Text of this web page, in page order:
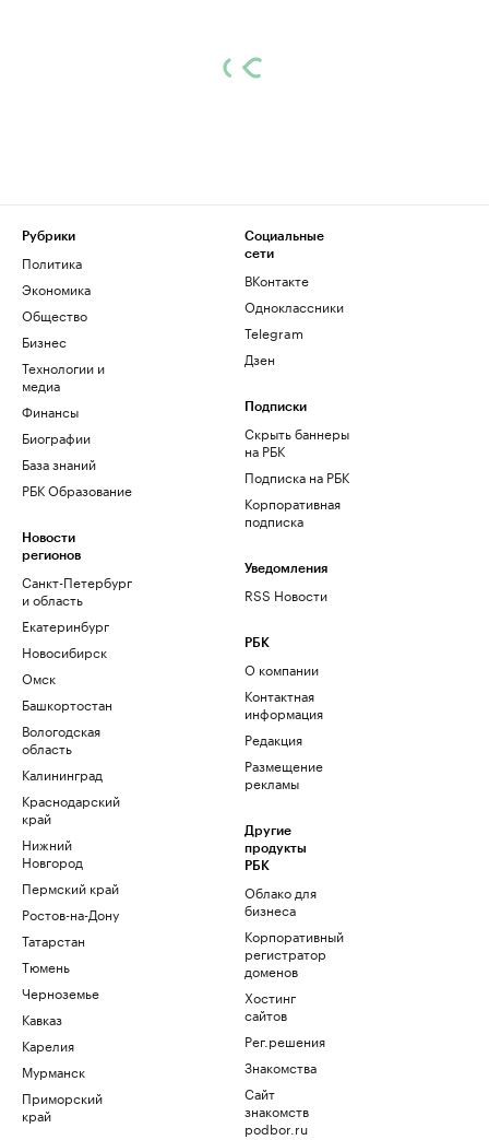
Рубрики
Политика
Экономика
Общество
Бизнес
Технологии и
медиа
Финансы
Биографии
База знаний
РБК Образование
Новости
регионов
Санкт-Петербург
и область
Екатеринбург
Новосибирск
Омск
Башкортостан
Вологодская
область
Калининград
Краснодарский
край
Нижний
Новгород
Пермский край
Ростов-на-Дону
Татарстан
Тюмень
Черноземье
Кавказ
Карелия
Мурманск
Приморский
край
Социальные
сети
ВКонтакте
Одноклассники
Telegram
Дзен
Подписки
Скрыть баннеры
на РБК
Подписка на РБК
Корпоративная
подписка
Уведомления
RSS Новости
РБК
О компании
Контактная
информация
Редакция
Размещение
рекламы
Другие
продукты
РБК
Облако для
бизнеса
Корпоративный
регистратор
доменов
Хостинг
сайтов
Рег.решения
Знакомства
Сайт
знакомств
podbor.ru